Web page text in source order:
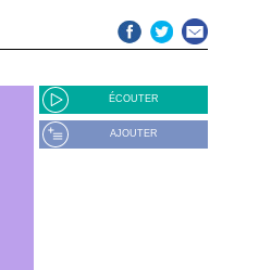
ÉCOUTER
AJOUTER